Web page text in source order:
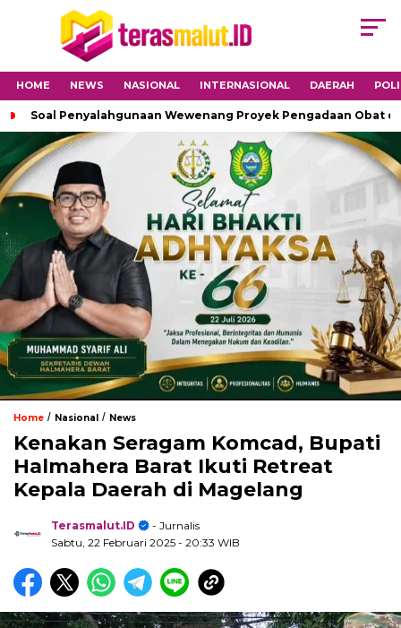
HOME NEWS NASIONAL INTERNASIONAL DAERAH
Soal Penyalahgunaan Wewenang Proyek Pengadaan Obat
Home / Nasional / News
Kenakan Seragam Komcad, Bupati
Halmahera Barat Ikuti Retreat
Kepala Daerah di Magelang
Terasmalut.ID
- Jurnalis
Sabtu, 22 Februari 2025 - 20:33 WIB